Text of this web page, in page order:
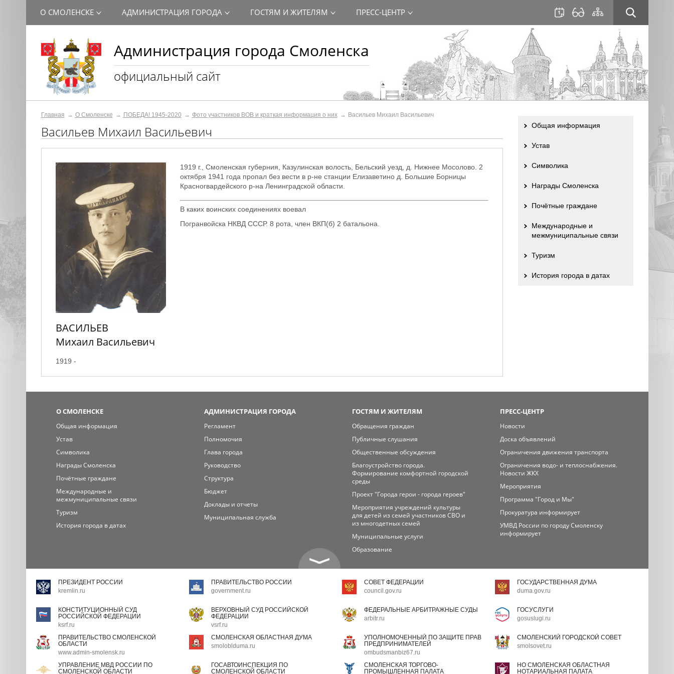
Администрация города Смоленска
официальный сайт
О СМОЛЕНСКЕ АДМИНИСТРАЦИЯ ГОРОДА ГОСТЯМ И ЖИТЕЛЯМ ПРЕСС-ЦЕНТР
Главная О Смоленске ПОБЕДА! 1945-2020 Фото участников ВОВ и краткая информация о них Васильев Михаил Васильевич
Васильев Михаил Васильевич
ВАСИЛЬЕВ
Михаил Васильевич
1919 -
1919 г., Смоленская губерния, Казулинская волость, Бельский уезд, д. Нижнее Мосолово. 2
октября 1941 года пропал без вести в р-не станции Елизаветино д. Большие Борницы
Красногвардейского р-на Ленинградской области.
В каких воинских соединениях воевал
Погранвойска НКВД СССР. 8 рота, член ВКП(б) 2 батальона.
Общая информация
Устав
Символика
Награды Смоленска
Почётные граждане
Международные и
межмуниципальные связи
Туризм
История города в датах
О СМОЛЕНСКЕ
Общая информация
Устав
Символика
Награды Смоленска
Почётные граждане
Международные и
межмуниципальные связи
Туризм
История города в датах
АДМИНИСТРАЦИЯ ГОРОДА
Регламент
Полномочия
Глава города
Руководство
Структура
Бюджет
Доклады и отчеты
Муниципальная служба
ГОСТЯМ И ЖИТЕЛЯМ
Обращения граждан
Публичные слушания
Общественные обсуждения
Благоустройство города.
Формирование комфортной городской
среды
Проект "Города герои - города героев"
Мероприятия учреждений культуры
для детей из семей участников СВО и
из многодетных семей
Муниципальные услуги
Образование
ПРЕСС-ЦЕНТР
Новости
Доска объявлений
Ограничения движения транспорта
Ограничения водо- и теплоснабжения.
Новости ЖКХ
Мероприятия
Программа "Город и Мы"
Прокуратура информирует
УМВД России по городу Смоленску
информирует
ПРЕЗИДЕНТ РОССИИ
kremlin.ru
ПРАВИТЕЛЬСТВО РОССИИ
government.ru
СОВЕТ ФЕДЕРАЦИИ
council.gov.ru
ГОСУДАРСТВЕННАЯ ДУМА
duma.gov.ru
КОНСТИТУЦИОННЫЙ СУД
РОССИЙСКОЙ ФЕДЕРАЦИИ
ksrf.ru
ВЕРХОВНЫЙ СУД РОССИЙСКОЙ
ФЕДЕРАЦИИ
vsrf.ru
ФЕДЕРАЛЬНЫЕ АРБИТРАЖНЫЕ СУДЫ
arbitr.ru
ГОСУСЛУГИ
gosuslugi.ru
ПРАВИТЕЛЬСТВО СМОЛЕНСКОЙ
ОБЛАСТИ
www.admin-smolensk.ru
СМОЛЕНСКАЯ ОБЛАСТНАЯ ДУМА
smoloblduma.ru
УПОЛНОМОЧЕННЫЙ ПО ЗАЩИТЕ ПРАВ
ПРЕДПРИНИМАТЕЛЕЙ
ombudsmanbiz67.ru
СМОЛЕНСКИЙ ГОРОДСКОЙ СОВЕТ
smolsovet.ru
УПРАВЛЕНИЕ МВД РОССИИ ПО
СМОЛЕНСКОЙ ОБЛАСТИ
ГОСАВТОИНСПЕКЦИЯ ПО
СМОЛЕНСКОЙ ОБЛАСТИ
СМОЛЕНСКАЯ ТОРГОВО-
ПРОМЫШЛЕННАЯ ПАЛАТА
НО СМОЛЕНСКАЯ ОБЛАСТНАЯ
НОТАРИАЛЬНАЯ ПАЛАТА